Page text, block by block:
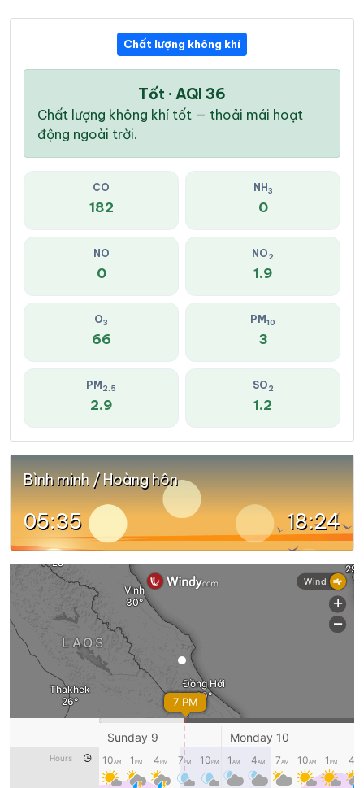
Chất lượng không khí
Tốt · AQI 36
Chất lượng không khí tốt — thoải mái hoạt
động ngoài trời.
CO
182
NH 3
0
NO
0
NO2
1.9
O3
66
PM 10
3
PM 2.5
2.9
SO2
1.2
Bình minh / Hoàng hôn
05:35 18:24